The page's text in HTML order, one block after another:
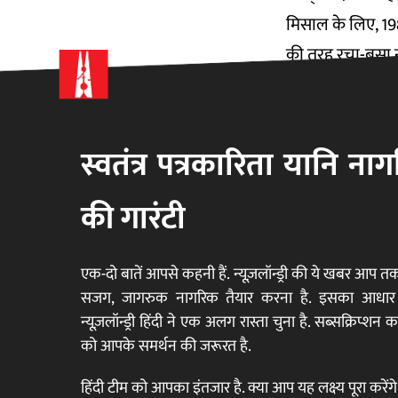
मिसाल के लिए,
की तरह रचा-बसा
डीडीए के
अब हालात इससे
नरेला के एक
कि जो बिक चुके
स्वतंत्र पत्रकारिता यानि
की गारंटी
एक-दो बातें आपसे कहनी हैं. न्यूज़लॉन्ड्री की ये खबर आप
सजग, जागरुक नागरिक तैयार करना है. इसका आधार
न्यूज़लॉन्ड्री हिंदी ने एक अलग रास्ता चुना है. सब्सक्रिप्शन
को आपके समर्थन की जरूरत है.
हिंदी टीम को आपका इंतजार है. क्या आप यह लक्ष्य पूरा